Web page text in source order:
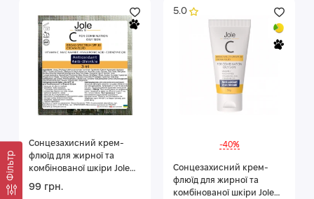
Фільтр
Сонцезахисний крем-
флюїд для жирної та
комбінованої шкіри Jole
SPF 30 3 мл
99 грн.
5.0
-40%
Сонцезахисний крем-
флюїд для жирної та
комбінованої шкіри Jole